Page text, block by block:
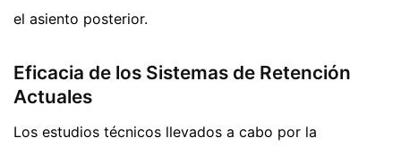
el asiento posterior.
Eficacia de los Sistemas de Retención
Actuales
Los estudios técnicos llevados a cabo por la